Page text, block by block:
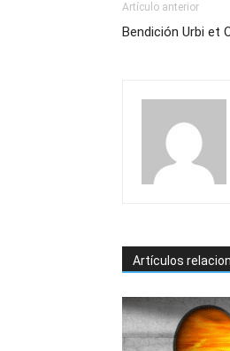
Artículo anterior
Bendición Urbi et
Artículos